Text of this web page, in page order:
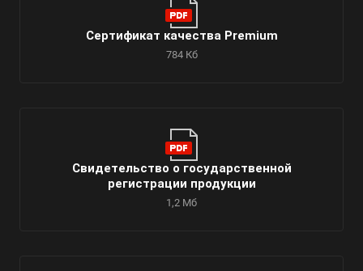
Сертификат качества Premium
784 Кб
Свидетельство о государственной
регистрации продукции
1,2 Мб